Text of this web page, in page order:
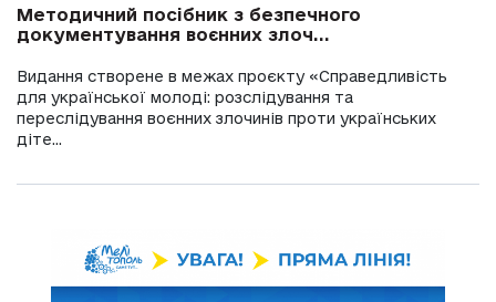
Методичний посібник з безпечного
документування воєнних злоч...
Видання створене в межах проєкту «Справедливість
для української молоді: розслідування та
переслідування воєнних злочинів проти українських
діте...